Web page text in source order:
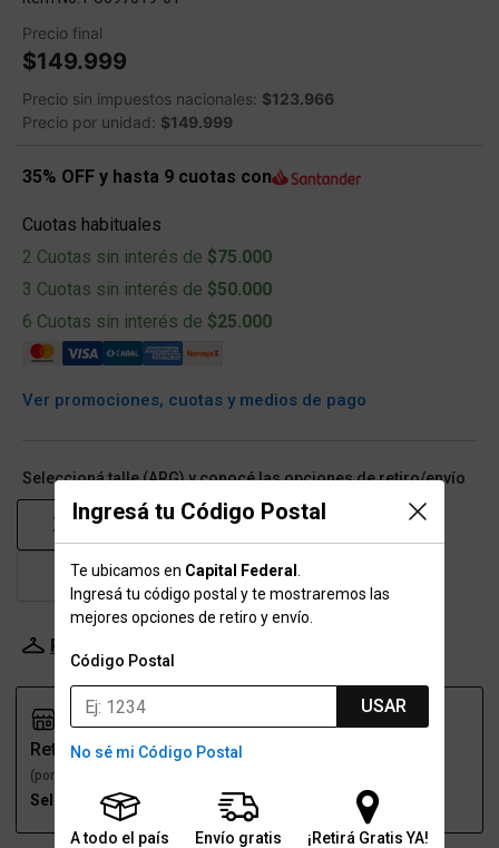
Ingresá tu Código Postal
Te ubicamos en Capital Federal
Ingresá tu código postal y te mostraremos las
mejores opciones de retiro y envío.
Código Postal
USAR
No sé mi Código Postal
A todo el país Envío gratis ¡Retirá Gratis YA!
Precio final
$149.999
Precio sin impuestos nacionales: $123.966
Precio por unidad: $149.999
35% OFF y hasta 9 cuotas con
Cuotas habituales
2 Cuotas sin interés de $75.000
3 Cuotas sin interés de $50.000
6 Cuotas sin interés de $25.000
Ver promociones, cuotas y medios de pago
Seleccioná talle (ARG) y conocé las opciones de retiro/envío
XS S M
XL
Probador Virtual
Retiro
(por una sucursal)
Seleccioná talle Seleccioná talle